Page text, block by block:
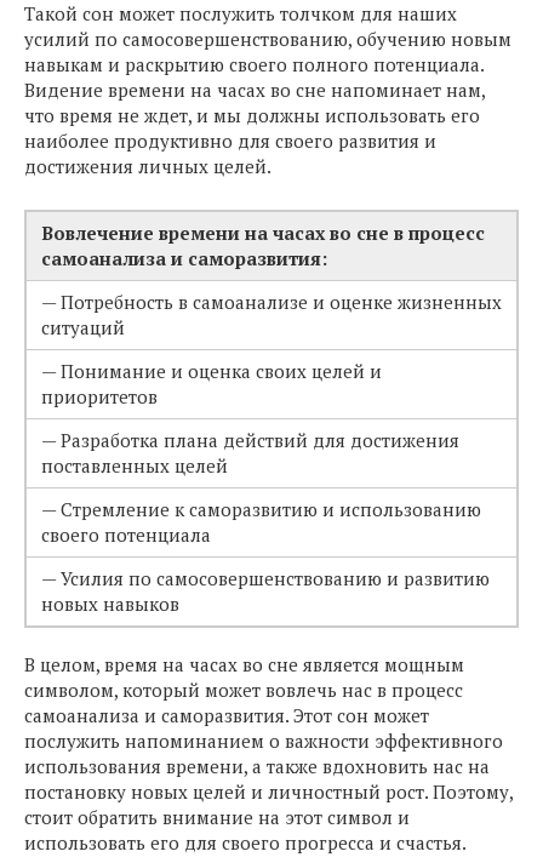
Такой сон может послужить толчком для наших
усилий по самосовершенствованию, обучению новым
навыкам и раскрытию своего полного потенциала.
Видение времени на часах во сне напоминает нам,
что время не ждет, и мы должны использовать его
наиболее продуктивно для своего развития и
достижения личных целей.
Вовлечение времени на часах во сне в процесс
самоанализа и саморазвития:
— Потребность в самоанализе и оценке жизненных
ситуаций
— Понимание и оценка своих целей и
приоритетов
— Разработка плана действий для достижения
поставленных целей
— Стремление к саморазвитию и использованию
своего потенциала
— Усилия по самосовершенствованию и развитию
новых навыков
В целом, время на часах во сне является мощным
символом, который может вовлечь нас в процесс
самоанализа и саморазвития. Этот сон может
послужить напоминанием о важности эффективного
использования времени, а также вдохновить нас на
постановку новых целей и личностный рост. Поэтому,
стоит обратить внимание на этот символ и
использовать его для своего прогресса и счастья.